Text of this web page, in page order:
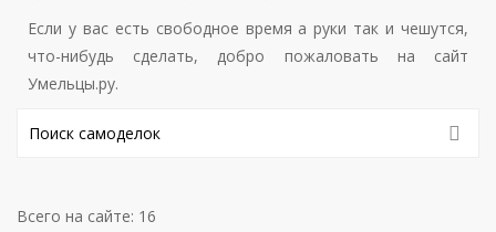
Если у вас есть свободное время а руки так и чешутся,
что-нибудь сделать, добро пожаловать на сайт
Умельцы.ру.
Всего на сайте: 16